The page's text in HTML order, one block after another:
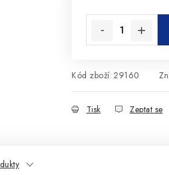
Kód zboží: 29160
Tisk Zeptat se